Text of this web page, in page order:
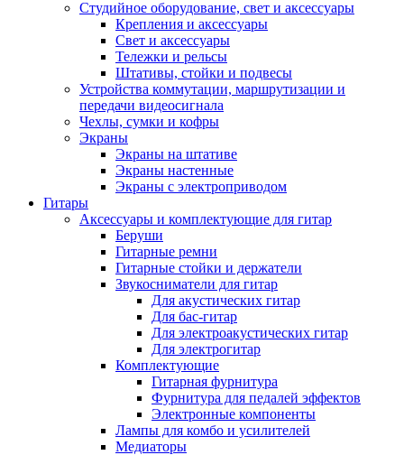
Студийное оборудование, свет и аксессуары
Крепления и аксессуары
Свет и аксессуары
Тележки и рельсы
Штативы, стойки и подвесы
Устройства коммутации, маршрутизации и
передачи видеосигнала
Чехлы, сумки и кофры
Экраны
Экраны на штативе
Экраны настенные
Экраны с электроприводом
Гитары
Аксессуары и комплектующие для гитар
Беруши
Гитарные ремни
Гитарные стойки и держатели
Звукосниматели для гитар
Для акустических гитар
Для бас-гитар
Для электроакустических гитар
Для электрогитар
Комплектующие
Гитарная фурнитура
Фурнитура для педалей эффектов
Электронные компоненты
Лампы для комбо и усилителей
Медиаторы